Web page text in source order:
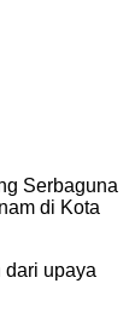
Serbaguna
di Kota
dari upaya